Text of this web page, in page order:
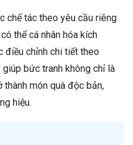
chế tác theo yêu cầu riêng
thể cá nhân hóa kích
điều chỉnh chi tiết theo
bức tranh không chỉ là
thành món quà độc bản,
hiệu.